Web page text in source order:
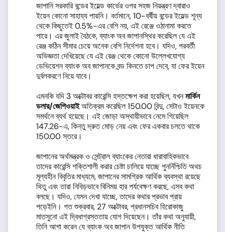
জাপানি সরকারি বন্ডের ইয়েল্ড কার্ভের ওপর সহজ নিয়ন্ত্রণ দ্বারাও
ইয়েন কোনো সাহায্য পায়নি। বর্তমানে, 10-বর্ষীয় বন্ডের ইয়েল্ড শূন্য
থেকে কিছুতেই 0.5%-এর বেশি নয়, এই রেঞ্জে ওঠানামা করতে
পারে। এর জুলাই বৈঠকে, ব্যাংক অব জাপানস্থির করেছিল যে এই
রেঞ্জ কঠিন সীমার চেয়ে অনেক বেশি নির্দেশনা হবে। যদিও, পরবর্তী
অভিজ্ঞতা দেখিয়েছে যে এই রেঞ্জ থেকে কোনো উল্লেখযোগ্য
ডেভিয়েশন ব্যাংক অব জাপানকে বন্ড কিনতে চাপ দেবে, যা ফের ইয়েন
দুর্বলকরণে নিয়ে যাবে।
এমনকি যদি 3 অক্টোবর কারেন্সি হস্তক্ষেপ করা হয়েছিল, যখনমার্কিন
ডলার/জেপিওয়াইঅতিক্রম করেছিল 150.00 বিন্দু, সেটাও ইয়েনকে
সমর্থনে ব্যর্থ হয়েছে। এই জোড়া অস্থায়ীভাবে নেমে গিয়েছিল
147.26-এ, কিন্তু দ্রুত মোড় নেয় এবং ফের একবার চলতে থাকে
150.00 স্তরে।
জাপানের অর্থমন্ত্রক ও সেন্ট্রাল ব্যাংকের নেতারা ধারাবাহিকভাবে
তাদের কারেন্সি শক্তিশালী করার চেষ্টা চালিয়ে যাচ্ছে পুনর্নিশ্চিতি অথচ
মূল্যহীন বিবৃতির মাধ্যমে, জাপানের সামগ্রিক আর্থিক ব্যবস্থা রয়েছে
থিতু এবং তারা নিবিড়ভাবে বিনিময় হার পর্যবেক্ষণ করছে, এসব কথা
বলছে। যদিও, যেমন দেখা যাচ্ছে, তাদের কথার প্রভাব প্রায়
পড়েইনি। গত শুক্রবার, 27 অক্টোবর, প্রধানসচিব হিরোকাজু
মাতসুনো এই দ্বিধাগ্রস্ততায় যোগ দিয়েছেন। তাঁর কথা অনুযায়ী,
তিনি আশা করেন যে ব্যাংক অব জাপান উপযুক্ত আর্থিক নীতি